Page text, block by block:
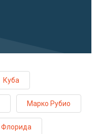
Куба
Марко Рубио
Флорида